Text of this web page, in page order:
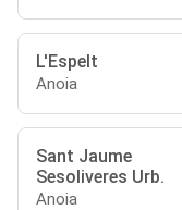
L'Espelt
Anoia
Sant Jaume
Sesoliveres Urb.
Anoia